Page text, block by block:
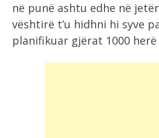
në punë ashtu edhe në
vështirë t’u hidhni hi syve
planifikuar gjërat 1000